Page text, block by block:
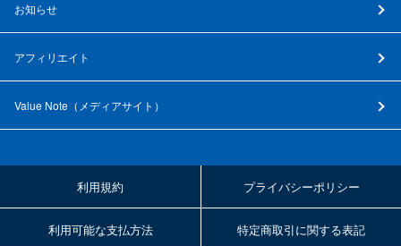
お知らせ
アフィリエイト
Value Note（ メディアサイト ）
利用規約 プライバシーポリシー
利用可能な支払方法 特定商取引に関する表記